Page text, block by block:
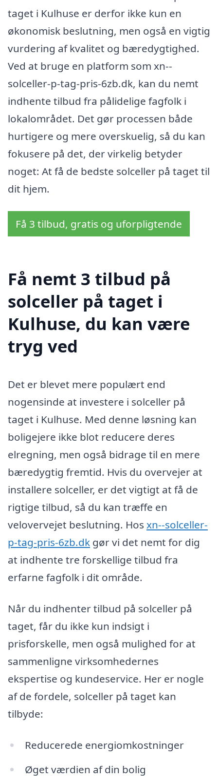
taget i Kulhuse er derfor ikke kun en
økonomisk beslutning, men også en vigtig
vurdering af kvalitet og bæredygtighed.
Ved at bruge en platform som xn--
solceller-p-tag-pris-6zb.dk, kan du nemt
indhente tilbud fra pålidelige fagfolk i
lokalområdet. Det gør processen både
hurtigere og mere overskuelig, så du kan
fokusere på det, der virkelig betyder
noget: At få de bedste solceller på taget til
dit hjem.
Få 3 tilbud, gratis og uforpligtende
Få nemt 3 tilbud på
solceller på taget i
Kulhuse, du kan være
tryg ved
Det er blevet mere populært end
nogensinde at investere i solceller på
taget i Kulhuse. Med denne løsning kan
boligejere ikke blot reducere deres
elregning, men også bidrage til en mere
bæredygtig fremtid. Hvis du overvejer at
installere solceller, er det vigtigt at få de
rigtige tilbud, så du kan træffe en
velovervejet beslutning. Hos xn--solceller-
p-tag-pris-6zb.dk gør vi det nemt for dig
at indhente tre forskellige tilbud fra
erfarne fagfolk i dit område.
Når du indhenter tilbud på solceller på
taget, får du ikke kun indsigt i
prisforskelle, men også mulighed for at
sammenligne virksomhedernes
ekspertise og kundeservice. Her er nogle
af de fordele, solceller på taget kan
tilbyde:
Reducerede energiomkostninger
Øget værdien af din bolig